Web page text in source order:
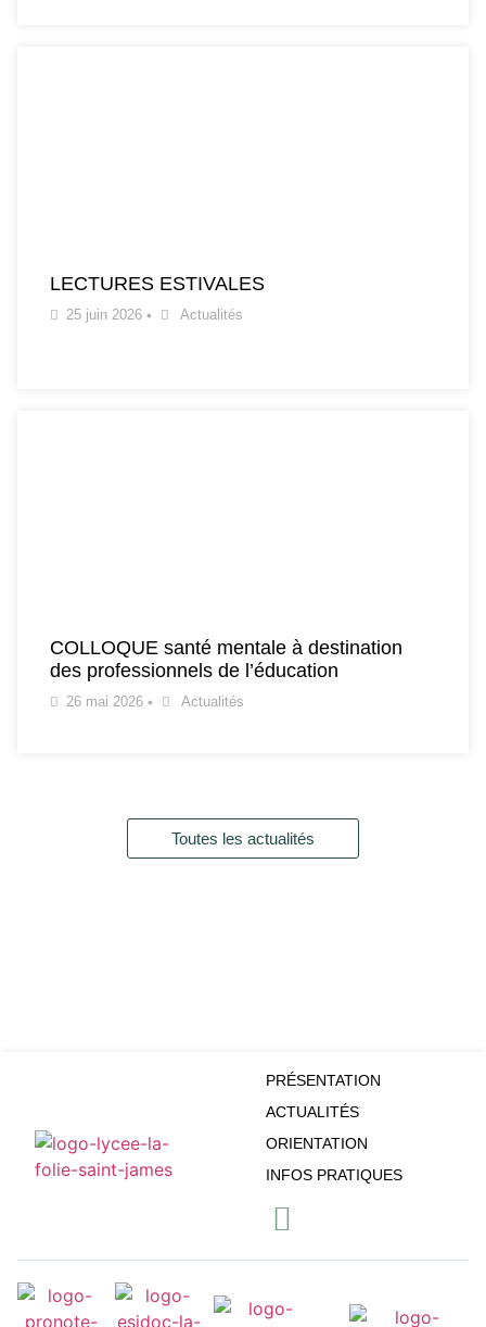
LECTURES ESTIVALES
25 juin 2026 • Actualités
COLLOQUE santé mentale à destination
des professionnels de l’éducation
26 mai 2026 • Actualités
Toutes les actualités
PRÉSENTATION
ACTUALITÉS
ORIENTATION
INFOS PRATIQUES